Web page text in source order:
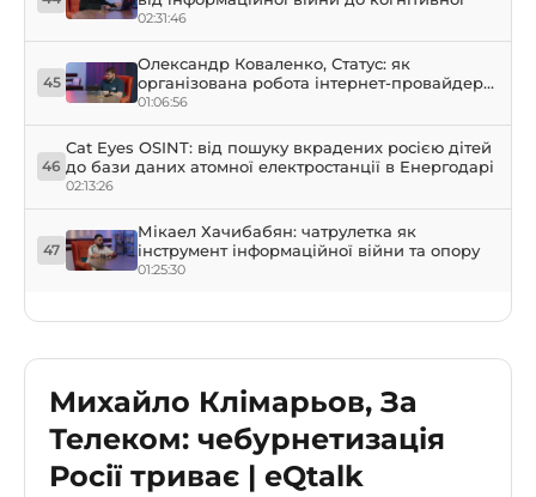
Михайло Клімарьов, За
Телеком: чебурнетизація
Росії триває | eQtalk
02:31:46
45
Олександр Коваленко, Статус: як
організована робота інтернет-провайдера
у прифронтовому місті Херсон
01:06:56
46
Cat Eyes OSINT: від пошуку вкрадених росією дітей
до бази даних атомної електростанції в Енергодарі
02:13:26
47
Мікаел Хачибабян: чатрулетка як
інструмент інформаційної війни та опору
01:25:30